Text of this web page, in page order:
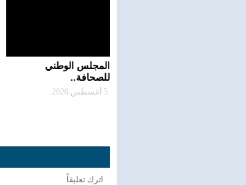
المجلس الوطني
للصحافة..
اترك تعليقاً